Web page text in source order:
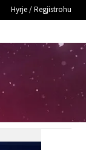
Hyrje / Regjistrohu